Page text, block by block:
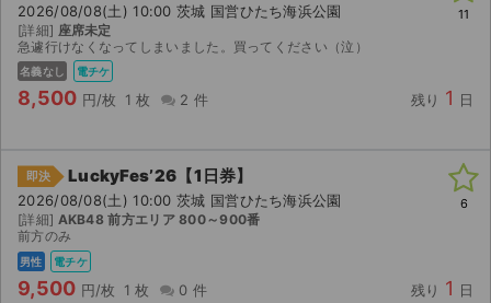
サイト情報
チケットジャム運営会社
プライバシーポリシー
特定商取引法に基づく表記
公演登録依頼
2026/08/08(土) 10:00 茨城 国営ひたち海浜公園
[詳細] 座席未定
急遽行けなくなってしまいました。買ってください（泣）
名義なし 電チケ
8,500 円/枚 1 枚 2 件 残り 1 日
11
即決 LuckyFes’26【1日券】
2026/08/08(土) 10:00 茨城 国営ひたち海浜公園
[詳細] AKB48 前方エリア 800～900番
前方のみ
男性 電チケ
9,500 円/枚 1 枚 0 件 残り 1 日
6